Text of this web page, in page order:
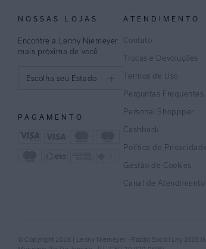
NOSSAS LOJAS
Encontre a Lenny Niemeyer
mais próxima de você
Escolha seu Estado
Distrito Federal
PAGAMENTO
ATENDIMENTO
Contato
Trocas e Devoluções
Termos de Uso
Perguntas Frequentes
Personal Shoppper
Cashback
Política de
Gestão de Cookies
Canal de
© Copyright 2018 | Lenny Niemeyer - Razão Social Lny 2005